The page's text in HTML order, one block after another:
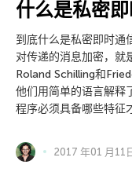
什么是私密即
到底什么是私密即时通
对传递的消息加密，就
Roland Schilling和
他们用简单的语言解释
程序必须具备哪些特征
2017 年01 月11